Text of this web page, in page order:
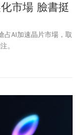
市場 臉書挺
占AI加速晶片市場，取
。